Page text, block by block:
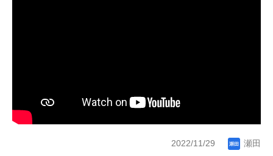
2022/11/29 瀬田